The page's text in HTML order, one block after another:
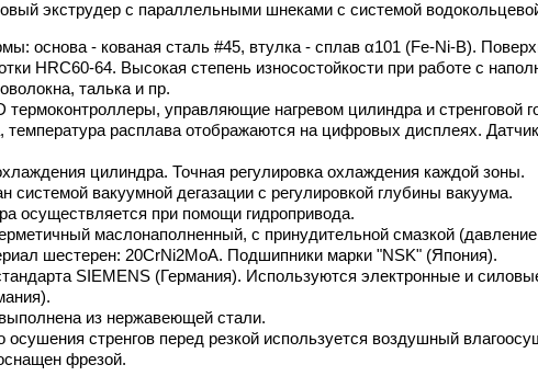
основа - кованая сталь #45, втулка - сплав α101 (Fe-Ni-B).
HRC60-64. Высокая степень износостойкости при работе с
талька и пр.
термоконтроллеры, управляющие нагревом цилиндра и стренговой
температура расплава отображаются на цифровых дисплеях.
цилиндра. Точная регулировка охлаждения каждой зоны.
системой вакуумной дегазации с регулировкой глубины вакуума.
осуществляется при помощи гидропривода.
маслонаполненный, с принудительной смазкой
шестерен: 20CrNi2MoA. Подшипники марки "NSK" (Япония).
SIEMENS (Германия). Используются электронные и
из нержавеющей стали.
осушения стренгов перед резкой используется воздушный
фрезой.